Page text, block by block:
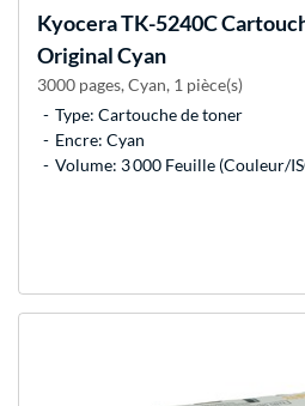
KyoceraTK-5240C
Original Cyan
3000 pages, Cyan, 1 pièce(s)
Type: Cartouche de toner
Encre: Cyan
Volume: 3 000 Feuille (Couleur/